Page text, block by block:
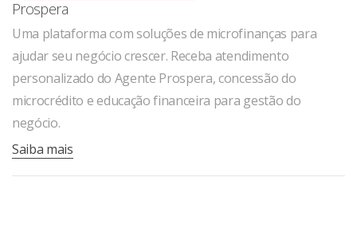
Prospera
Uma plataforma com soluções de microfinanças para
ajudar seu negócio crescer. Receba atendimento
personalizado do Agente Prospera, concessão do
microcrédito e educação financeira para gestão do
negócio.
Saiba mais